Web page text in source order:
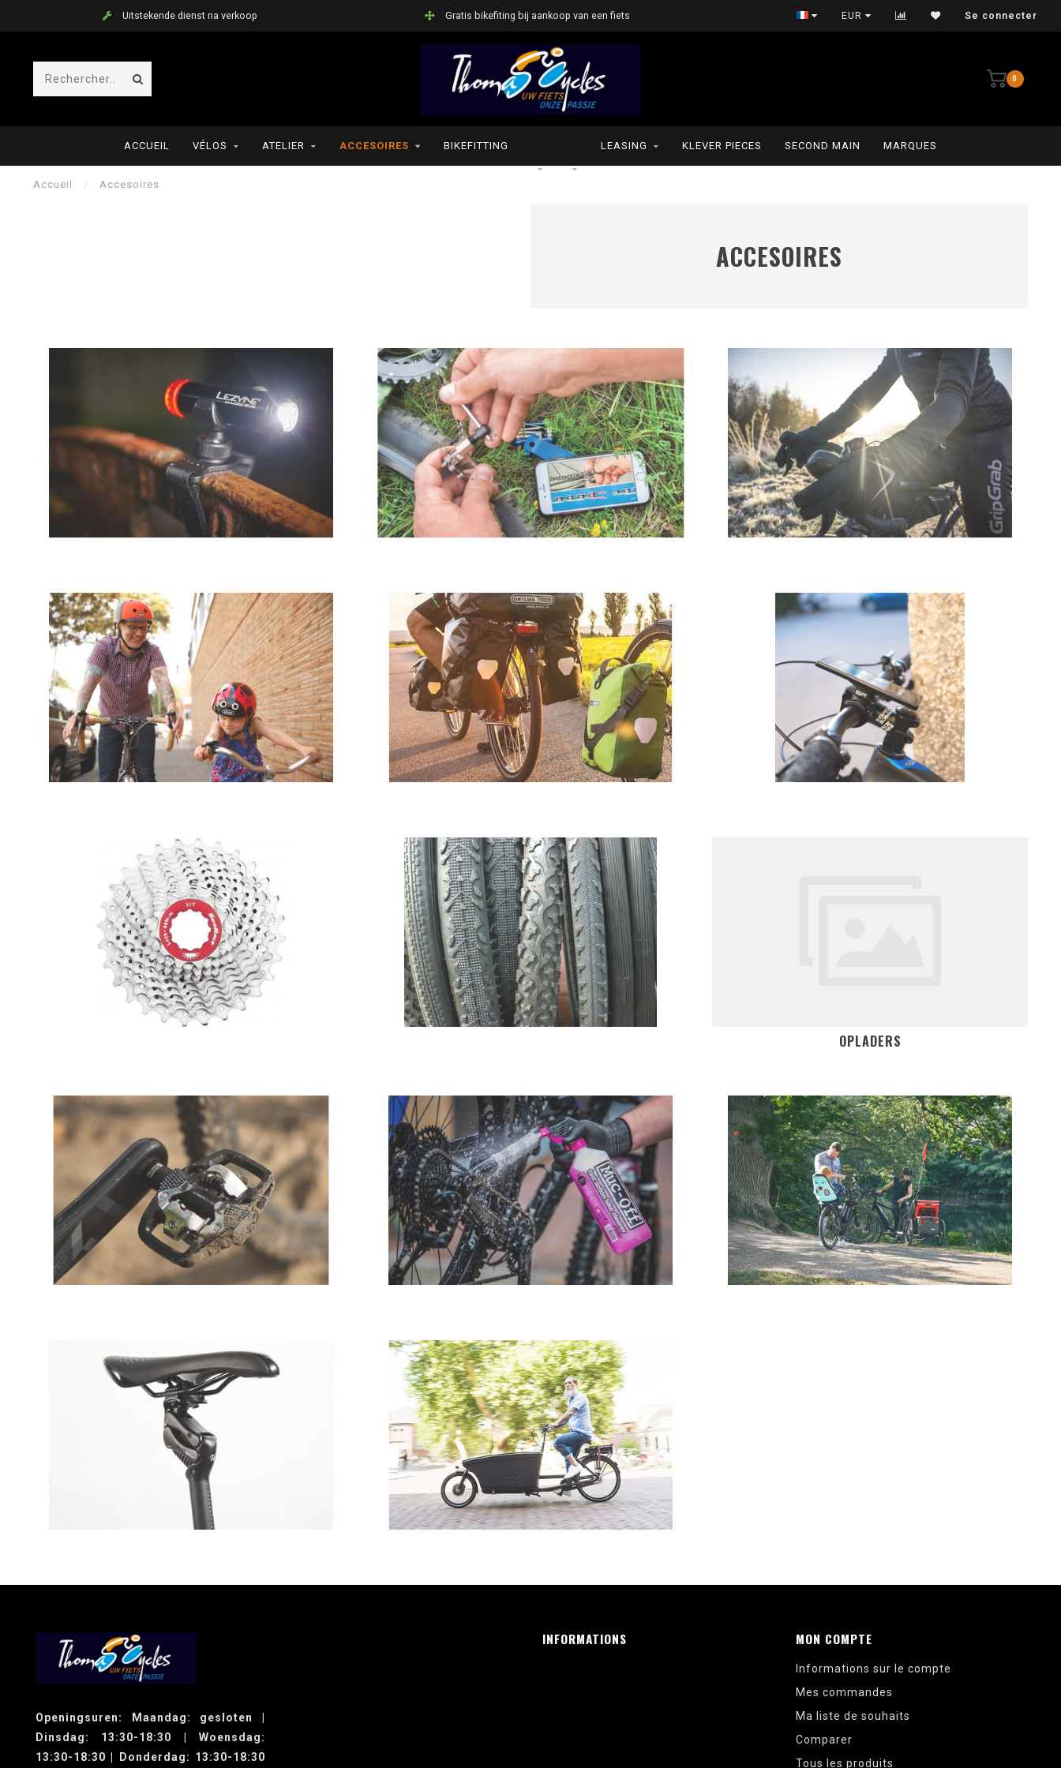
Uitstekende dienst na verkoop Gratis bikefiting bij aankoop van een fiets Persoonlijke service
EUR Se connecter
0
ACCUEIL VÉLOS ATELIER ACCESOIRES BIKEFITTING LEASING KLEVER PIECES SECOND MAIN MARQUES
Accueil / Accesoires
ACCESOIRES
OPLADERS
Openingsuren: Maandag: gesloten |
Dinsdag: 13:30-18:30 | Woensdag:
13:30-18:30 | Donderdag: 13:30-18:30
INFORMATIONS MON COMPTE
Informations sur le compte
Mes commandes
Ma liste de souhaits
Comparer
Tous les produits